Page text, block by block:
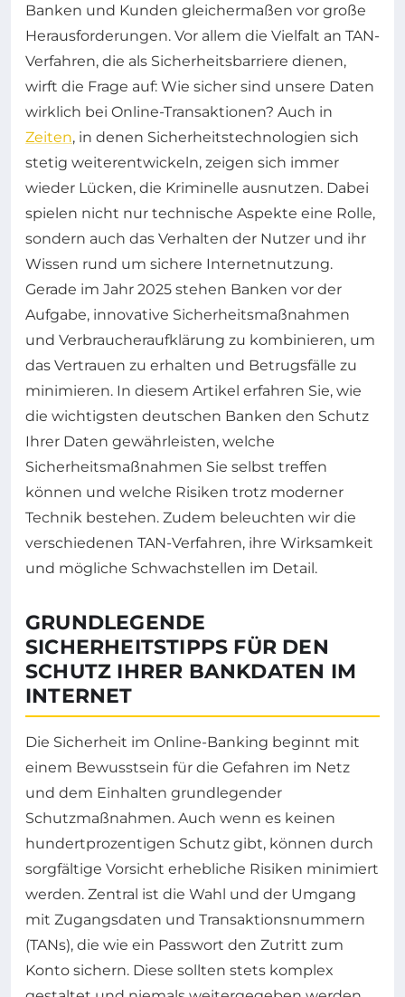
Banken und Kunden gleichermaßen vor große
Herausforderungen. Vor allem die Vielfalt an TAN-
Verfahren, die als Sicherheitsbarriere dienen,
wirft die Frage auf: Wie sicher sind unsere Daten
wirklich bei Online-Transaktionen? Auch in
Zeiten, in denen Sicherheitstechnologien sich
stetig weiterentwickeln, zeigen sich immer
wieder Lücken, die Kriminelle ausnutzen. Dabei
spielen nicht nur technische Aspekte eine Rolle,
sondern auch das Verhalten der Nutzer und ihr
Wissen rund um sichere Internetnutzung.
Gerade im Jahr 2025 stehen Banken vor der
Aufgabe, innovative Sicherheitsmaßnahmen
und Verbraucheraufklärung zu kombinieren, um
das Vertrauen zu erhalten und Betrugsfälle zu
minimieren. In diesem Artikel erfahren Sie, wie
die wichtigsten deutschen Banken den Schutz
Ihrer Daten gewährleisten, welche
Sicherheitsmaßnahmen Sie selbst treffen
können und welche Risiken trotz moderner
Technik bestehen. Zudem beleuchten wir die
verschiedenen TAN-Verfahren, ihre Wirksamkeit
und mögliche Schwachstellen im Detail.
GRUNDLEGENDE
SICHERHEITSTIPPS FÜR DEN
SCHUTZ IHRER BANKDATEN IM
INTERNET
Die Sicherheit im Online-Banking beginnt mit
einem Bewusstsein für die Gefahren im Netz
und dem Einhalten grundlegender
Schutzmaßnahmen. Auch wenn es keinen
hundertprozentigen Schutz gibt, können durch
sorgfältige Vorsicht erhebliche Risiken minimiert
werden. Zentral ist die Wahl und der Umgang
mit Zugangsdaten und Transaktionsnummern
(TANs), die wie ein Passwort den Zutritt zum
Konto sichern. Diese sollten stets komplex